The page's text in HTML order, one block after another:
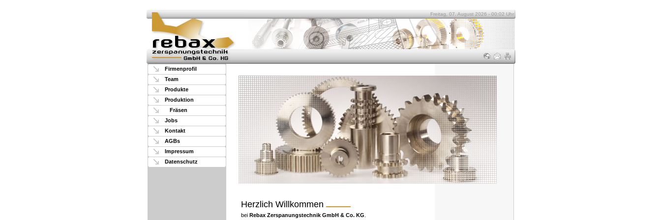
Freitag, 07. August 2026 - 00:02 Uhr
Firmenprofil
Team
Produkte
Produktion
Fräsen
Jobs
Kontakt
AGBs
Impressum
Datenschutz
Herzlich Willkommen
bei Rebax Zerspanungstechnik GmbH & Co. KG